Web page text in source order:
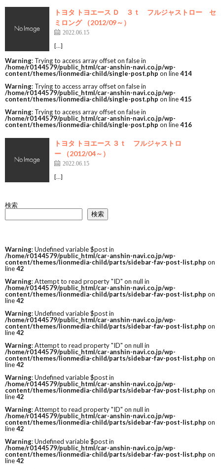
トヨタ トヨエース Ｄ ３ｔ フルジャストロー セ
ミロング （2012/09～）
2022.06.15
[…]
Warning: Trying to access array offset on false in
/home/r0144579/public_html/car-anshin-navi.co.jp/wp-
content/themes/lionmedia-child/single-post.php on line414
Warning: Trying to access array offset on false in
/home/r0144579/public_html/car-anshin-navi.co.jp/wp-
content/themes/lionmedia-child/single-post.php on line415
Warning: Trying to access array offset on false in
/home/r0144579/public_html/car-anshin-navi.co.jp/wp-
content/themes/lionmedia-child/single-post.php on line416
トヨタ トヨエース ３ｔ フルジャストロ
ー （2012/04～）
2022.06.15
[…]
検索
検索
Warning: Undefined variable $post in
/home/r0144579/public_html/car-anshin-navi.co.jp/wp-
content/themes/lionmedia-child/parts/sidebar-fav-post-list.php on
line42
Warning: Attempt to read property "ID" on null in
/home/r0144579/public_html/car-anshin-navi.co.jp/wp-
content/themes/lionmedia-child/parts/sidebar-fav-post-list.php on
line42
Warning: Undefined variable $post in
/home/r0144579/public_html/car-anshin-navi.co.jp/wp-
content/themes/lionmedia-child/parts/sidebar-fav-post-list.php on
line42
Warning: Attempt to read property "ID" on null in
/home/r0144579/public_html/car-anshin-navi.co.jp/wp-
content/themes/lionmedia-child/parts/sidebar-fav-post-list.php on
line42
Warning: Undefined variable $post in
/home/r0144579/public_html/car-anshin-navi.co.jp/wp-
content/themes/lionmedia-child/parts/sidebar-fav-post-list.php on
line42
Warning: Attempt to read property "ID" on null in
/home/r0144579/public_html/car-anshin-navi.co.jp/wp-
content/themes/lionmedia-child/parts/sidebar-fav-post-list.php on
line42
Warning: Undefined variable $post in
/home/r0144579/public_html/car-anshin-navi.co.jp/wp-
content/themes/lionmedia-child/parts/sidebar-fav-post-list.php on
line42